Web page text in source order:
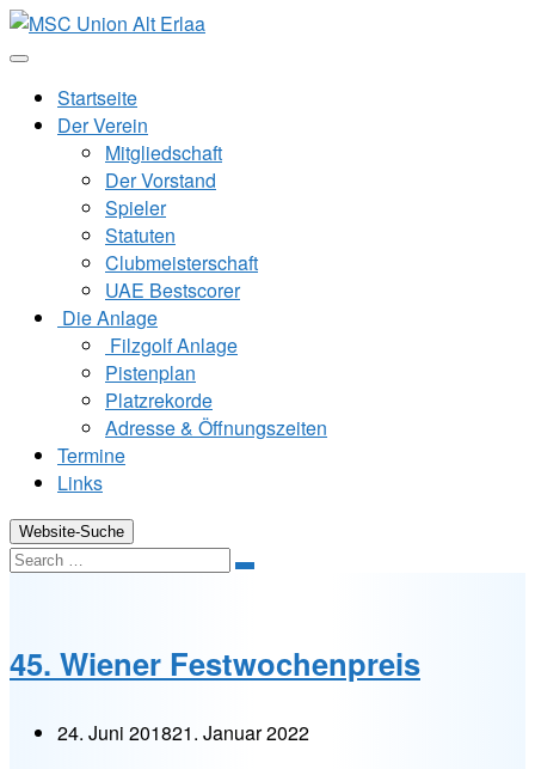
Zum
Inhalt
Startseite
Der Verein
Mitgliedschaft
Der Vorstand
Spieler
Statuten
Clubmeisterschaft
UAE Bestscorer
Die Anlage
Filzgolf Anlage
Pistenplan
Platzrekorde
Adresse & Öffnungszeiten
Termine
Links
Website-Suche
Search
45. Wiener Festwochenpreis
24. Juni 201821. Januar 2022